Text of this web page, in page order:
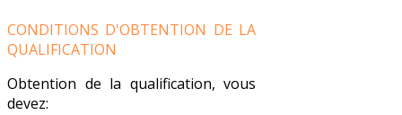
CONDITIONS D'OBTENTION DE LA
QUALIFICATION
Obtention de la qualification, vous
devez: